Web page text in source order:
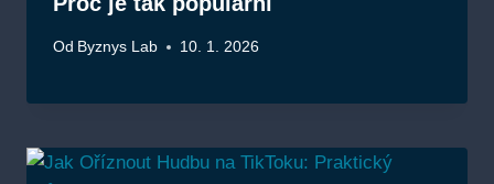
Od Byznys Lab 10. 1. 2026